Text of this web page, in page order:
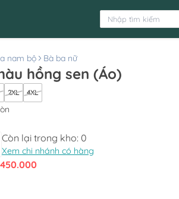
nam bộ Bà ba nữ
hồng sen (Áo)
2XL 4XL
Còn lại trong kho: 0
Xem chi nhánh có hàng
450.000